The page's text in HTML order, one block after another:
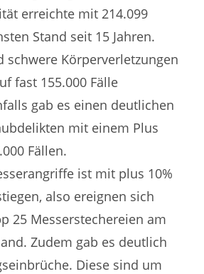
erreichte mit 214.099
Stand seit 15 Jahren.
schwere Körperverletzungen
fast 155.000 Fälle
gab es einen deutlichen
mit einem Plus
Fällen.
ist mit plus 10%
also ereignen sich
25 Messerstechereien am
Zudem gab es deutlich
Diese sind um